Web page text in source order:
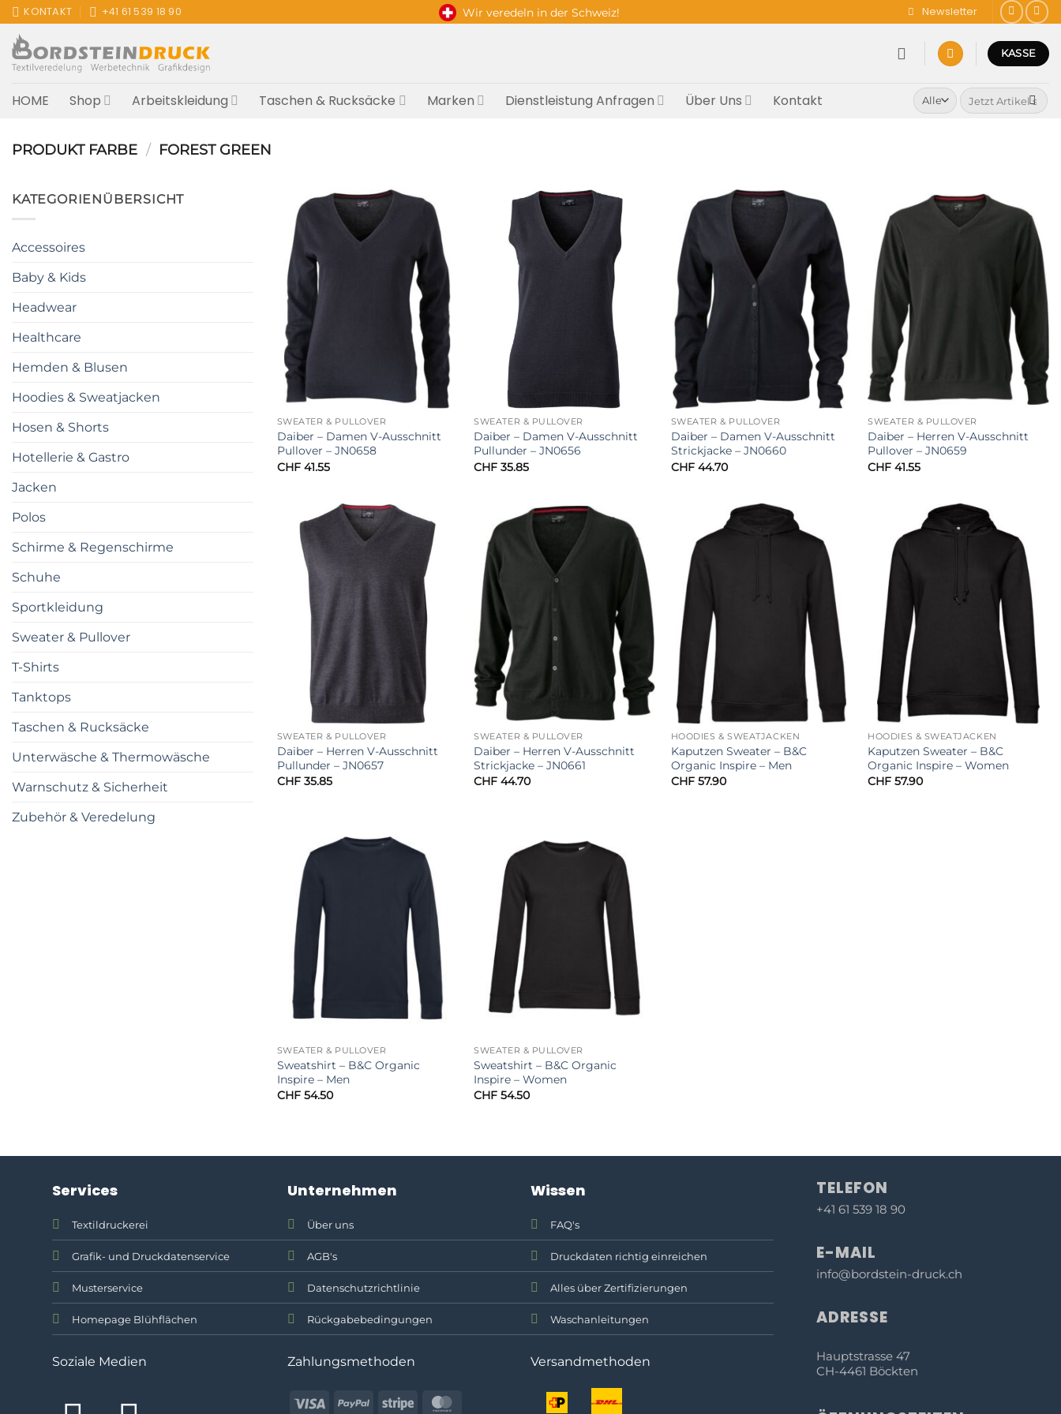
Zum
Inhalt
springen
KONTAKT +41 61 539 18 90 Wir veredeln in der Schweiz! Newsletter
KASSE
HOME Shop Arbeitskleidung Taschen & Rucksäcke Marken Dienstleistung Anfragen Über Uns Kontakt
Suchen
nach:
PRODUKT FARBE / FOREST GREEN
KATEGORIENÜBERSICHT
Accessoires
Baby & Kids
Headwear
Healthcare
Hemden & Blusen
Hoodies & Sweatjacken
Hosen & Shorts
Hotellerie & Gastro
Jacken
Polos
Schirme & Regenschirme
Schuhe
Sportkleidung
Sweater & Pullover
T-Shirts
Tanktops
Taschen & Rucksäcke
Unterwäsche & Thermowäsche
Warnschutz & Sicherheit
Zubehör & Veredelung
SWEATER & PULLOVER
Daiber – Damen V-Ausschnitt
Pullover – JN0658
CHF41.55
SWEATER & PULLOVER
Daiber – Damen V-Ausschnitt
Pullunder – JN0656
CHF 35.85
SWEATER & PULLOVER
Daiber – Damen V-Ausschnitt
Strickjacke – JN0660
CHF44.70
SWEATER & PULLOVER
Daiber – Herren V-Ausschnitt
Pullover – JN0659
CHF 41.55
SWEATER & PULLOVER
Daiber – Herren V-Ausschnitt
Pullunder – JN0657
CHF35.85
SWEATER & PULLOVER
Daiber – Herren V-Ausschnitt
Strickjacke – JN0661
CHF 44.70
HOODIES & SWEATJACKEN
Kaputzen Sweater – B&C
Organic Inspire – Men
CHF57.90
HOODIES & SWEATJACKEN
Kaputzen Sweater – B&C
Organic Inspire – Women
CHF 57.90
SWEATER & PULLOVER
Sweatshirt – B&C Organic
Inspire – Men
CHF54.50
SWEATER & PULLOVER
Sweatshirt – B&C Organic
Inspire – Women
CHF 54.50
Services
Textildruckerei
Grafik- und Druckdatenservice
Musterservice
Homepage Blühflächen
Soziale Medien
Unternehmen
Über uns
AGB's
Datenschutzrichtlinie
Rückgabebedingungen
Zahlungsmethoden
Visa PayPalStripe
Wissen
FAQ's
Druckdaten richtig einreichen
Alles über Zertifizierungen
Waschanleitungen
Versandmethoden
TELEFON
+41 61 539 18 90
E-MAIL
info@bordstein-druck.ch
ADRESSE
Hauptstrasse 47
CH-4461 Böckten